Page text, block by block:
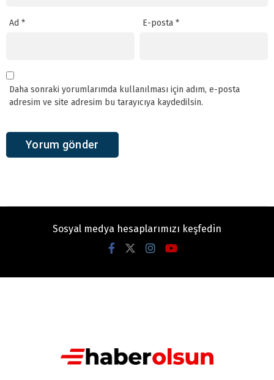
Ad * E-posta*
Daha sonraki yorumlarımda kullanılması için adım, e-posta
adresim ve site adresim bu tarayıcıya kaydedilsin.
Sosyal medya hesaplarımızı keşfedin